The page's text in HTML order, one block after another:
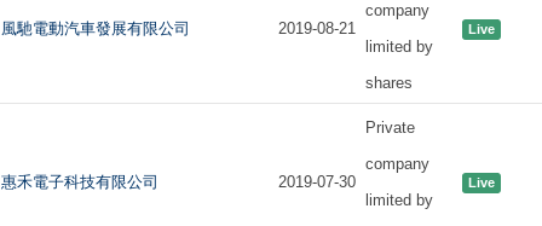
風馳電動汽車發展有限公司 2019-08-21
company
limited by
shares
Live
惠禾電子科技有限公司 2019-07-30
Private
company
limited by
Live